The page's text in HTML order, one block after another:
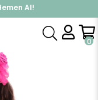
Al!
Üye Ol!
0